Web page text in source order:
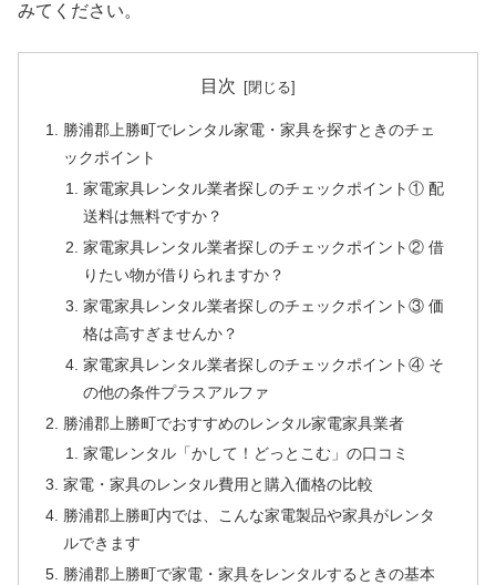
みてください。
目次
勝浦郡上勝町でレンタル家電・家具を探すときのチェ
ックポイント
家電家具レンタル業者探しのチェックポイント① 配
送料は無料ですか？
家電家具レンタル業者探しのチェックポイント② 借
りたい物が借りられますか？
家電家具レンタル業者探しのチェックポイント③ 価
格は高すぎませんか？
家電家具レンタル業者探しのチェックポイント④ そ
の他の条件プラスアルファ
勝浦郡上勝町でおすすめのレンタル家電家具業者
家電レンタル「かして！どっとこむ」の口コミ
家電・家具のレンタル費用と購入価格の比較
勝浦郡上勝町内では、こんな家電製品や家具がレンタ
ルできます
勝浦郡上勝町で家電・家具をレンタルするときの基本